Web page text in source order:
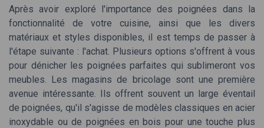
Après avoir exploré l'importance des poignées dans la
fonctionnalité de votre cuisine, ainsi que les divers
matériaux et styles disponibles, il est temps de passer à
l'étape suivante : l'achat. Plusieurs options s'offrent à vous
pour dénicher les poignées parfaites qui sublimeront vos
meubles. Les magasins de bricolage sont une première
avenue intéressante. Ils offrent souvent un large éventail
de poignées, qu'il s'agisse de modèles classiques en acier
inoxydable ou de poignées en bois pour une touche plus
des fins commerciales par Design Magazine et ses
partenaires.